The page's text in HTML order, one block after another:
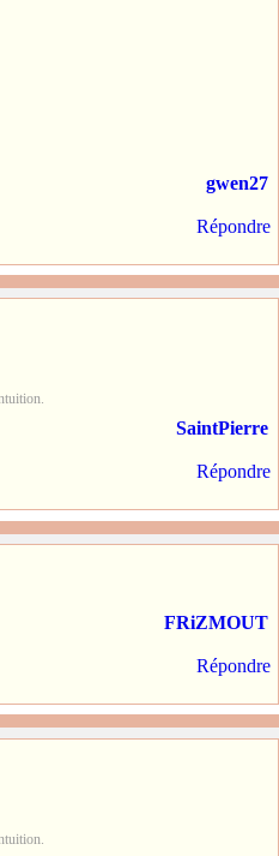
gwen27
Répondre
SaintPierre
Répondre
FRiZMOUT
Répondre